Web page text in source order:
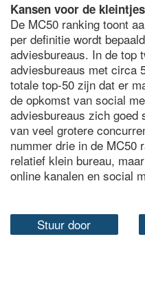
Kansen voor de kleintjes
De MC50 ranking toont
per definitie wordt
adviesbureaus. In de top
adviesbureaus met circa
totale top-50 zijn dat er
de opkomst van social
adviesbureaus zich goed
van veel grotere
nummer drie in de MC50
relatief klein bureau,
online kanalen en social
Stuur door